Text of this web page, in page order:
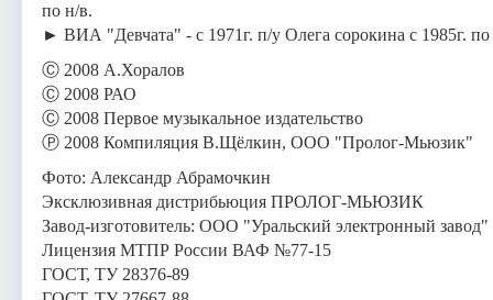
по н/в.
► ВИА "Девчата" - с 1971г. п/у Олега сорокина с 1985г. по
Ⓒ 2008 А.Хоралов
Ⓒ 2008 РАО
Ⓒ 2008 Первое музыкальное издательство
Ⓟ 2008 Компиляция В.Щёлкин, ООО "Пролог-Мьюзик"
Фото: Александр Абрамочкин
Эксклюзивная дистрибьюция ПРОЛОГ-МЬЮЗИК
Завод-изготовитель: ООО "Уральский электронный завод"
Лицензия МТПР России ВАФ №77-15
ГОСТ, ТУ 28376-89